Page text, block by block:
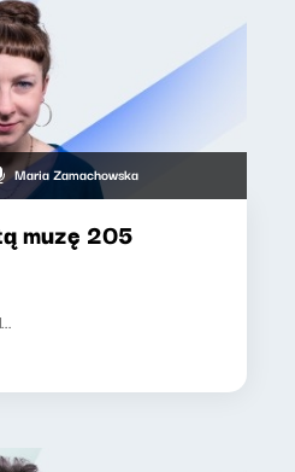
Maria Zamachowska
muzę 205